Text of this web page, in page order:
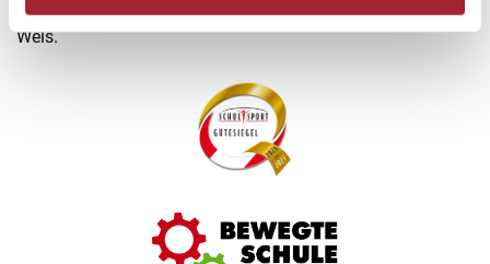
Wels.